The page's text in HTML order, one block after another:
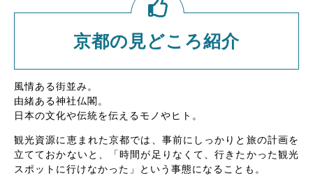
京都の見どころ紹介
風情ある街並み。
由緒ある神社仏閣。
日本の文化や伝統を伝えるモノやヒト。
観光資源に恵まれた京都では、事前にしっかりと旅の計画を
立てておかないと、「時間が足りなくて、行きたかった観光
スポットに行けなかった」という事態になることも。